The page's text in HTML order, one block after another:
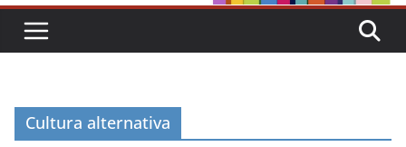
Cultura alternativa